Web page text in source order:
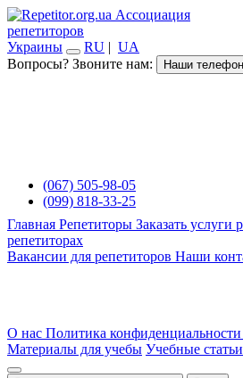
Ассоциация
репетиторов
Украины
RU | UA
Вопросы? Звоните нам:
Наши
(067) 505-98-05
(099) 818-33-25
Главная Репетиторы Заказать услуги
репетиторах
Вакансии для репетиторов Наши
О нас Политика конфиденциальности
Материалы для учебы Учебные статьи